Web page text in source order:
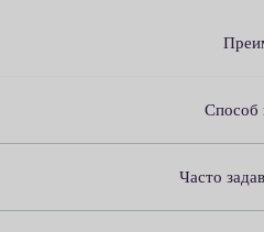
Способ
Часто